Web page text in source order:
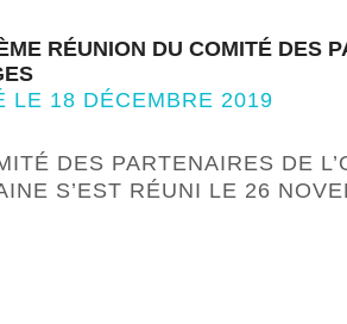
RÉUNION DU COMITÉ DES
LE 18 DÉCEMBRE 2019
DES PARTENAIRES DE
S’EST RÉUNI LE 26